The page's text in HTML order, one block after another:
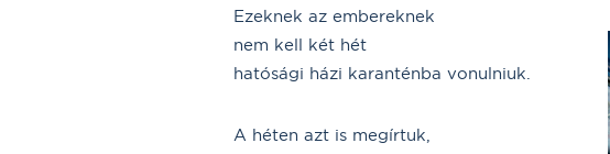
Ezeknek az embereknek
nem kell két hét
hatósági házi karanténba vonulniuk.
A héten azt is megírtuk,